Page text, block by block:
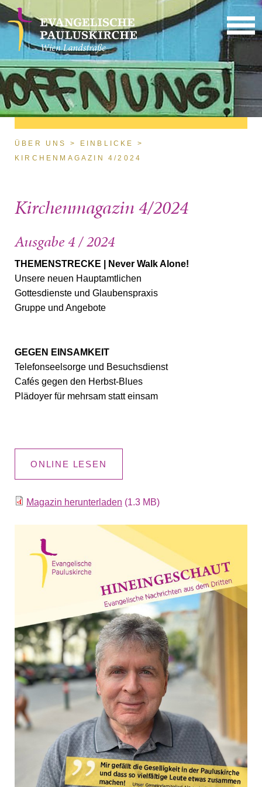
Direkt zum Inhalt
Sie sind hier
ÜBER UNS
EINBLICKE
KIRCHENMAGAZIN 4/2024
Kirchenmagazin 4/2024
Ausgabe 4 / 2024
THEMENSTRECKE | Never Walk Alone!
Unsere neuen Hauptamtlichen
Gottesdienste und Glaubenspraxis
Gruppe und Angebote
GEGEN EINSAMKEIT
Telefonseelsorge und Besuchsdienst
Cafés gegen den Herbst-Blues
Plädoyer für mehrsam statt einsam
ONLINE LESEN
Magazin herunterladen (1.3 MB)